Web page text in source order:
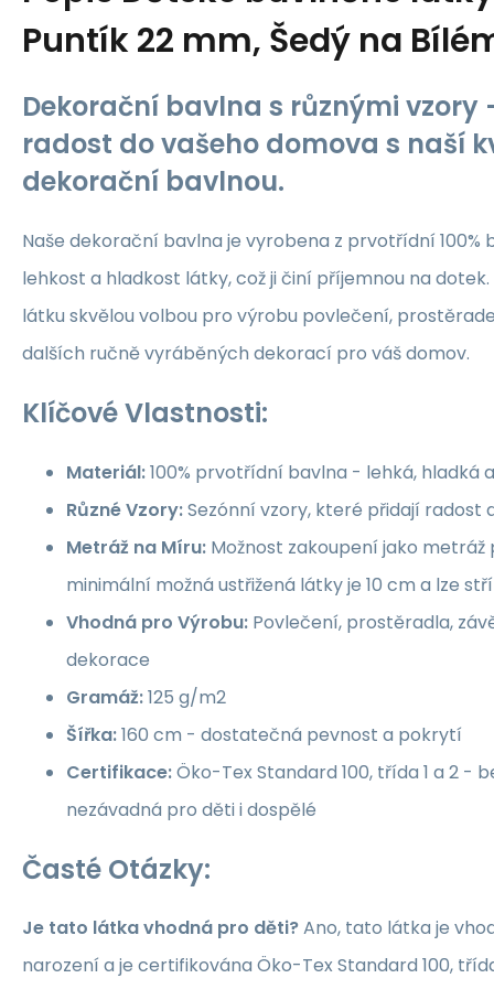
Puntík 22 mm, Šedý na
Dekorační bavlna s různými vzory
radost do vašeho domova s naší
dekorační bavlnou.
Naše dekorační bavlna je vyrobena z prvotřídní 100%
lehkost a hladkost látky, což ji činí příjemnou na
látku skvělou volbou pro výrobu povlečení,
dalších ručně vyráběných dekorací pro váš domov.
Klíčové Vlastnosti:
Materiál:100% prvotřídní bavlna - lehká, hladká
Různé Vzory:Sezónní vzory, které přidají radost
Metráž na Míru: Možnost zakoupení jako
minimální možná ustřižená látky je 10 cm a lze
Vhodná pro Výrobu: Povlečení, prostěradla,
dekorace
Gramáž:125 g/m2
Šířka:160 cm - dostatečná pevnost a pokrytí
Certifikace:Öko-Tex Standard 100, třída 1 a 2 -
nezávadná pro děti i dospělé
Časté Otázky:
Je tato látka vhodná pro děti?Ano, tato látka je
narození a je certifikována Öko-Tex Standard 100,